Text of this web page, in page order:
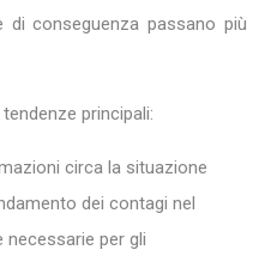
conseguenza passano più
principali:
circa la situazione
dei contagi nel
per gli